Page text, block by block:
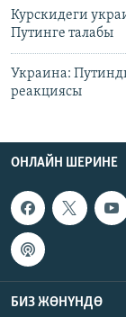
Курскидеги
Путинге талабы
Украина:
реакциясы
ОНЛАЙН ШЕРИНЕ
БИЗ ЖӨНҮНДӨ